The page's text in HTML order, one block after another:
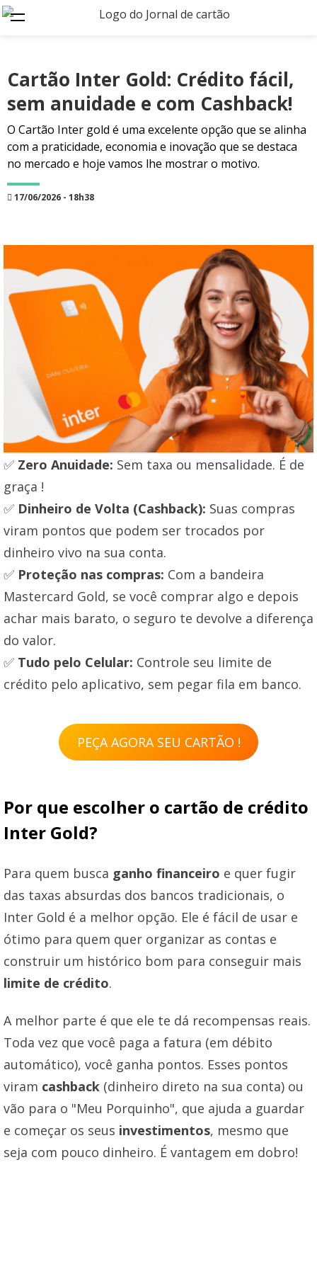
Cartão Inter Gold: Crédito fácil,
sem anuidade e com Cashback!
O Cartão Inter gold é uma excelente opção que se alinha
com a praticidade, economia e inovação que se destaca
no mercado e hoje vamos lhe mostrar o motivo.
17/06/2026 - 18h38
✅ Zero Anuidade: Sem taxa ou mensalidade. É de
graça !
✅ Dinheiro de Volta (Cashback): Suas compras
viram pontos que podem ser trocados por
dinheiro vivo na sua conta.
✅ Proteção nas compras: Com a bandeira
Mastercard Gold, se você comprar algo e depois
achar mais barato, o seguro te devolve a diferença
do valor.
✅ Tudo pelo Celular: Controle seu limite de
crédito pelo aplicativo, sem pegar fila em banco.
PEÇA AGORA SEU CARTÃO !
Por que escolher o cartão de crédito
Inter Gold?
Para quem busca ganho financeiro e quer fugir
das taxas absurdas dos bancos tradicionais, o
Inter Gold é a melhor opção. Ele é fácil de usar e
ótimo para quem quer organizar as contas e
construir um histórico bom para conseguir mais
limite de crédito.
A melhor parte é que ele te dá recompensas reais.
Toda vez que você paga a fatura (em débito
automático), você ganha pontos. Esses pontos
viram cashback (dinheiro direto na sua conta) ou
vão para o "Meu Porquinho", que ajuda a guardar
e começar os seus investimentos, mesmo que
seja com pouco dinheiro. É vantagem em dobro!